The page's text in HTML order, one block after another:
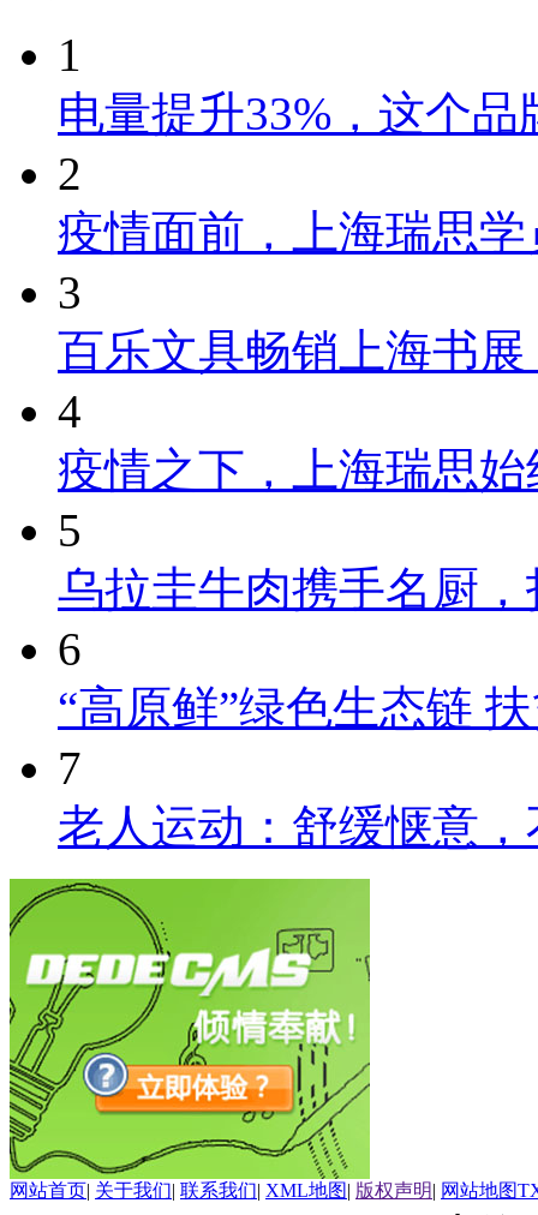
1
电量提升33%，这个
2
疫情面前，上海瑞思
3
百乐文具畅销上海书
4
疫情之下，上海瑞思
5
乌拉圭牛肉携手名厨
6
“高原鲜”绿色生态链
7
老人运动：舒缓惬意
网站首页| 关于我们| 联系我们| XML地图| 版权声明| 网站地图